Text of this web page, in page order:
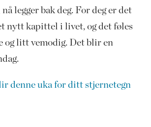
legger bak deg. For deg er det
nytt kapittel i livet, og det føles
og litt vemodig. Det blir en
denne uka for ditt stjernetegn